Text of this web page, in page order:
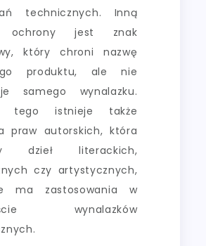
technicznych. Inną
ochrony jest znak
który chroni nazwę
produktu, ale nie
samego wynalazku.
tego istnieje także
praw autorskich, która
dzieł literackich,
czy artystycznych,
ma zastosowania w
wynalazków